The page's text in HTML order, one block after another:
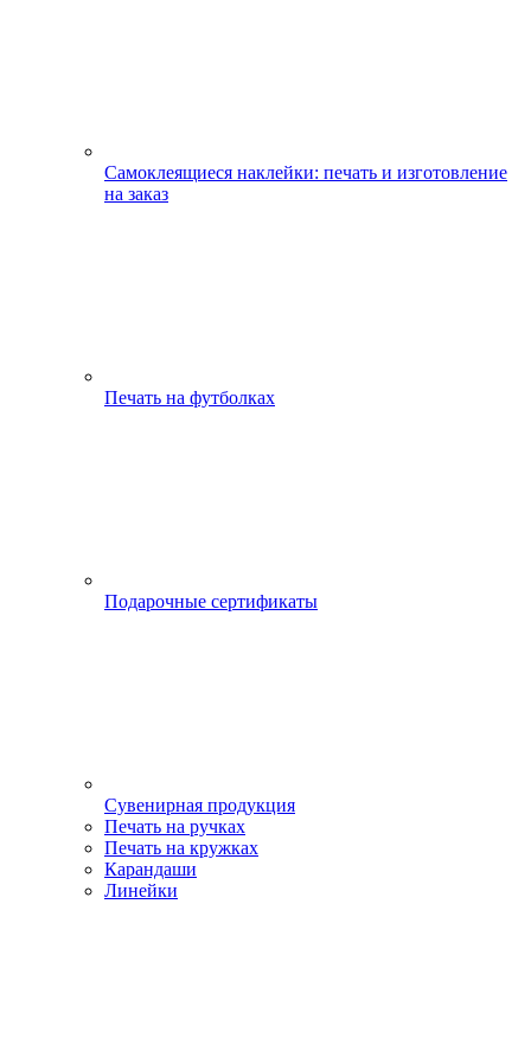
Самоклеящиеся наклейки: печать и изготовление
на заказ
Печать на футболках
Подарочные сертификаты
Сувенирная продукция
Печать на ручках
Печать на кружках
Карандаши
Линейки